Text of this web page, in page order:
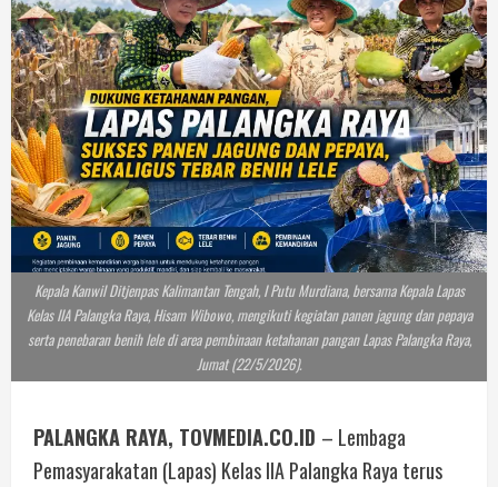
Kepala Kanwil Ditjenpas Kalimantan Tengah, I Putu Murdiana, bersama Kepala Lapas
Kelas IIA Palangka Raya, Hisam Wibowo, mengikuti kegiatan panen jagung dan pepaya
serta penebaran benih lele di area pembinaan ketahanan pangan Lapas Palangka Raya,
Jumat (22/5/2026).
PALANGKA RAYA, TOVMEDIA.CO.ID – Lembaga
Pemasyarakatan (Lapas) Kelas IIA Palangka Raya terus